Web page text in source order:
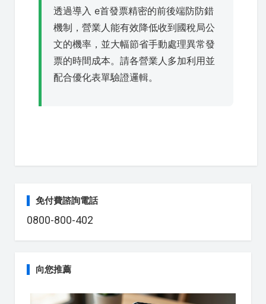
透過導入 e首發票精密的前後端防防錯
機制，營業人能有效降低收到國稅局公
文的機率，並大幅節省手動處理異常發
票的時間成本。請各營業人多加利用並
配合優化表單驗證邏輯。
免付費諮詢電話
0800-800-402
向您推薦